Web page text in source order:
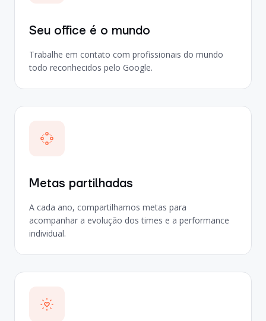
Seu office é o mundo
Trabalhe em contato com profissionais do mundo
todo reconhecidos pelo Google.
Metas partilhadas
A cada ano, compartilhamos metas para
acompanhar a evolução dos times e a performance
individual.